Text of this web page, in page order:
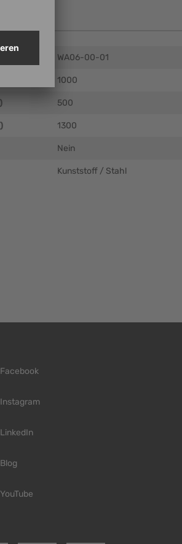
WA06-00-01
1000
500
1300
Nein
Kunststoff / Stahl
Facebook
Instagram
LinkedIn
Blog
YouTube